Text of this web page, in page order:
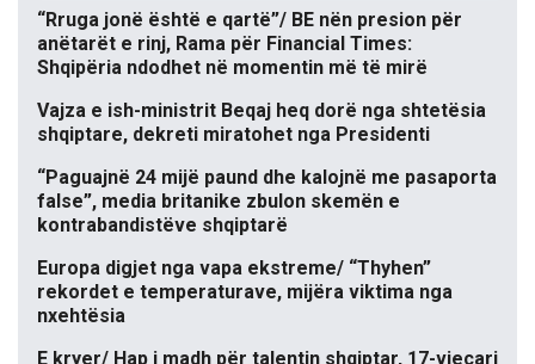
“Rruga jonë është e qartë”/ BE nën presion për
anëtarët e rinj, Rama për Financial Times:
Shqipëria ndodhet në momentin më të mirë
Vajza e ish-ministrit Beqaj heq dorë nga shtetësia
shqiptare, dekreti miratohet nga Presidenti
“Paguajnë 24 mijë paund dhe kalojnë me pasaporta
false”, media britanike zbulon skemën e
kontrabandistëve shqiptarë
Europa digjet nga vapa ekstreme/ “Thyhen”
rekordet e temperaturave, mijëra viktima nga
nxehtësia
E kryer/ Hap i madh për talentin shqiptar, 17-vjeçari